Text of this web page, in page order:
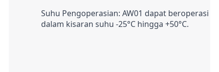
Suhu Pengoperasian: AW01 dapat beroperasi
dalam kisaran suhu -25°C hingga +50°C.